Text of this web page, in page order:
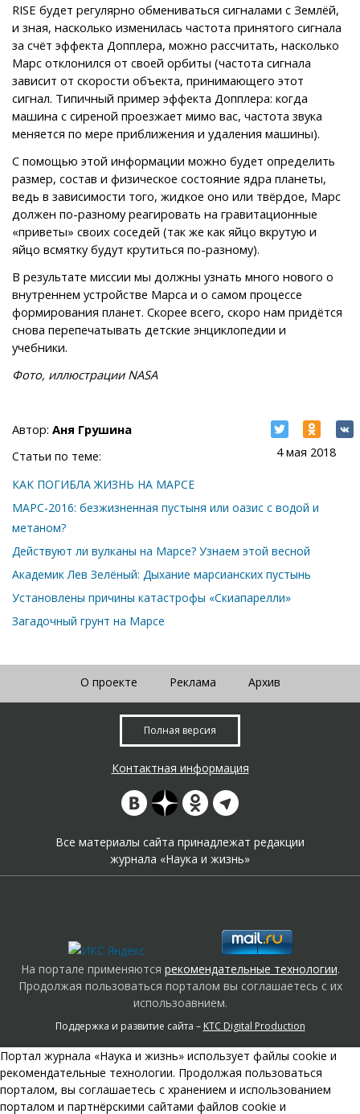
RISE будет регулярно обмениваться сигналами с Землёй,
и зная, насколько изменилась частота принятого сигнала
за счёт эффекта Допплера, можно рассчитать, насколько
Марс отклонился от своей орбиты (частота сигнала
зависит от скорости объекта, принимающего этот
сигнал. Типичный пример эффекта Допплера: когда
машина с сиреной проезжает мимо вас, частота звука
меняется по мере приближения и удаления машины).
С помощью этой информации можно будет определить
размер, состав и физическое состояние ядра планеты,
ведь в зависимости того, жидкое оно или твёрдое, Марс
должен по-разному реагировать на гравитационные
«приветы» своих соседей (так же как яйцо вкрутую и
яйцо всмятку будут крутиться по-разному).
В результате миссии мы должны узнать много нового о
внутреннем устройстве Марса и о самом процессе
формирования планет. Скорее всего, скоро нам придётся
снова перепечатывать детские энциклопедии и
учебники.
Фото, иллюстрации NASA
4 мая 2018
Автор: Аня Грушина
Статьи по теме:
КАК ПОГИБЛА ЖИЗНЬ НА МАРСЕ
МАРС-2016: безжизненная пустыня или оазис с водой и
метаном?
Действуют ли вулканы на Марсе? Узнаем этой весной
Академик Лев Зелёный: Дыхание марсианских пустынь
Установлены причины катастрофы «Скиапарелли»
Загадочный грунт на Марсе
О проекте Реклама Архив
Полная версия
Контактная информация
Все материалы сайта принадлежат редакции
журнала «Наука и жизнь»
На портале применяются рекомендательные технологии.
Продолжая пользоваться порталом вы соглашаетесь с их
использоавнием.
Поддержка и развитие сайта – KTC Digital Production
Портал журнала «Наука и жизнь» использует файлы cookie и
рекомендательные технологии. Продолжая пользоваться
порталом, вы соглашаетесь с хранением и использованием
порталом и партнёрскими сайтами файлов cookie и